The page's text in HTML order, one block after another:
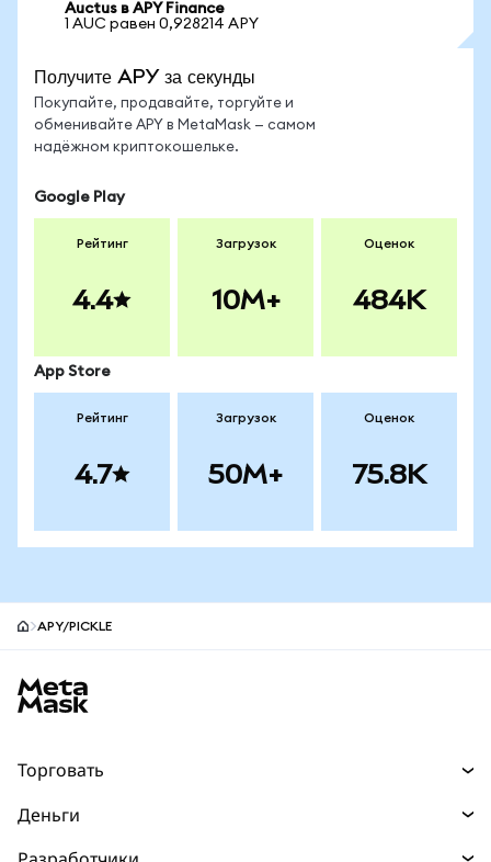
Auctus в APY Finance
1 AUC равен 0,928214 APY
Получите APY за секунды
Покупайте, продавайте, торгуйте и
обменивайте APY в MetaMask — самом
надёжном криптокошельке.
Google Play
Рейтинг
4.4
Загрузок
10M+
Оценок
484K
App Store
Рейтинг
4.7
Загрузок
50M+
Оценок
75.8K
APY/PICKLE
Торговать
Деньги